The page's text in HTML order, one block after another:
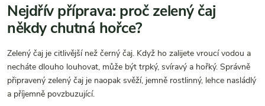
Nejdřív příprava: proč zelený čaj
někdy chutná hořce?
Zelený čaj je citlivější než černý čaj. Když ho zalijete vroucí vodou a
necháte dlouho louhovat, může být trpký, svíravý a hořký. Správně
připravený zelený čaj je naopak svěží, jemně rostlinný, lehce nasládlý
a příjemně povzbuzující.